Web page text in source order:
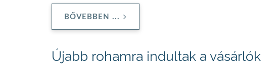
BŐVEBBEN ...
Újabb rohamra indultak a vásárlók